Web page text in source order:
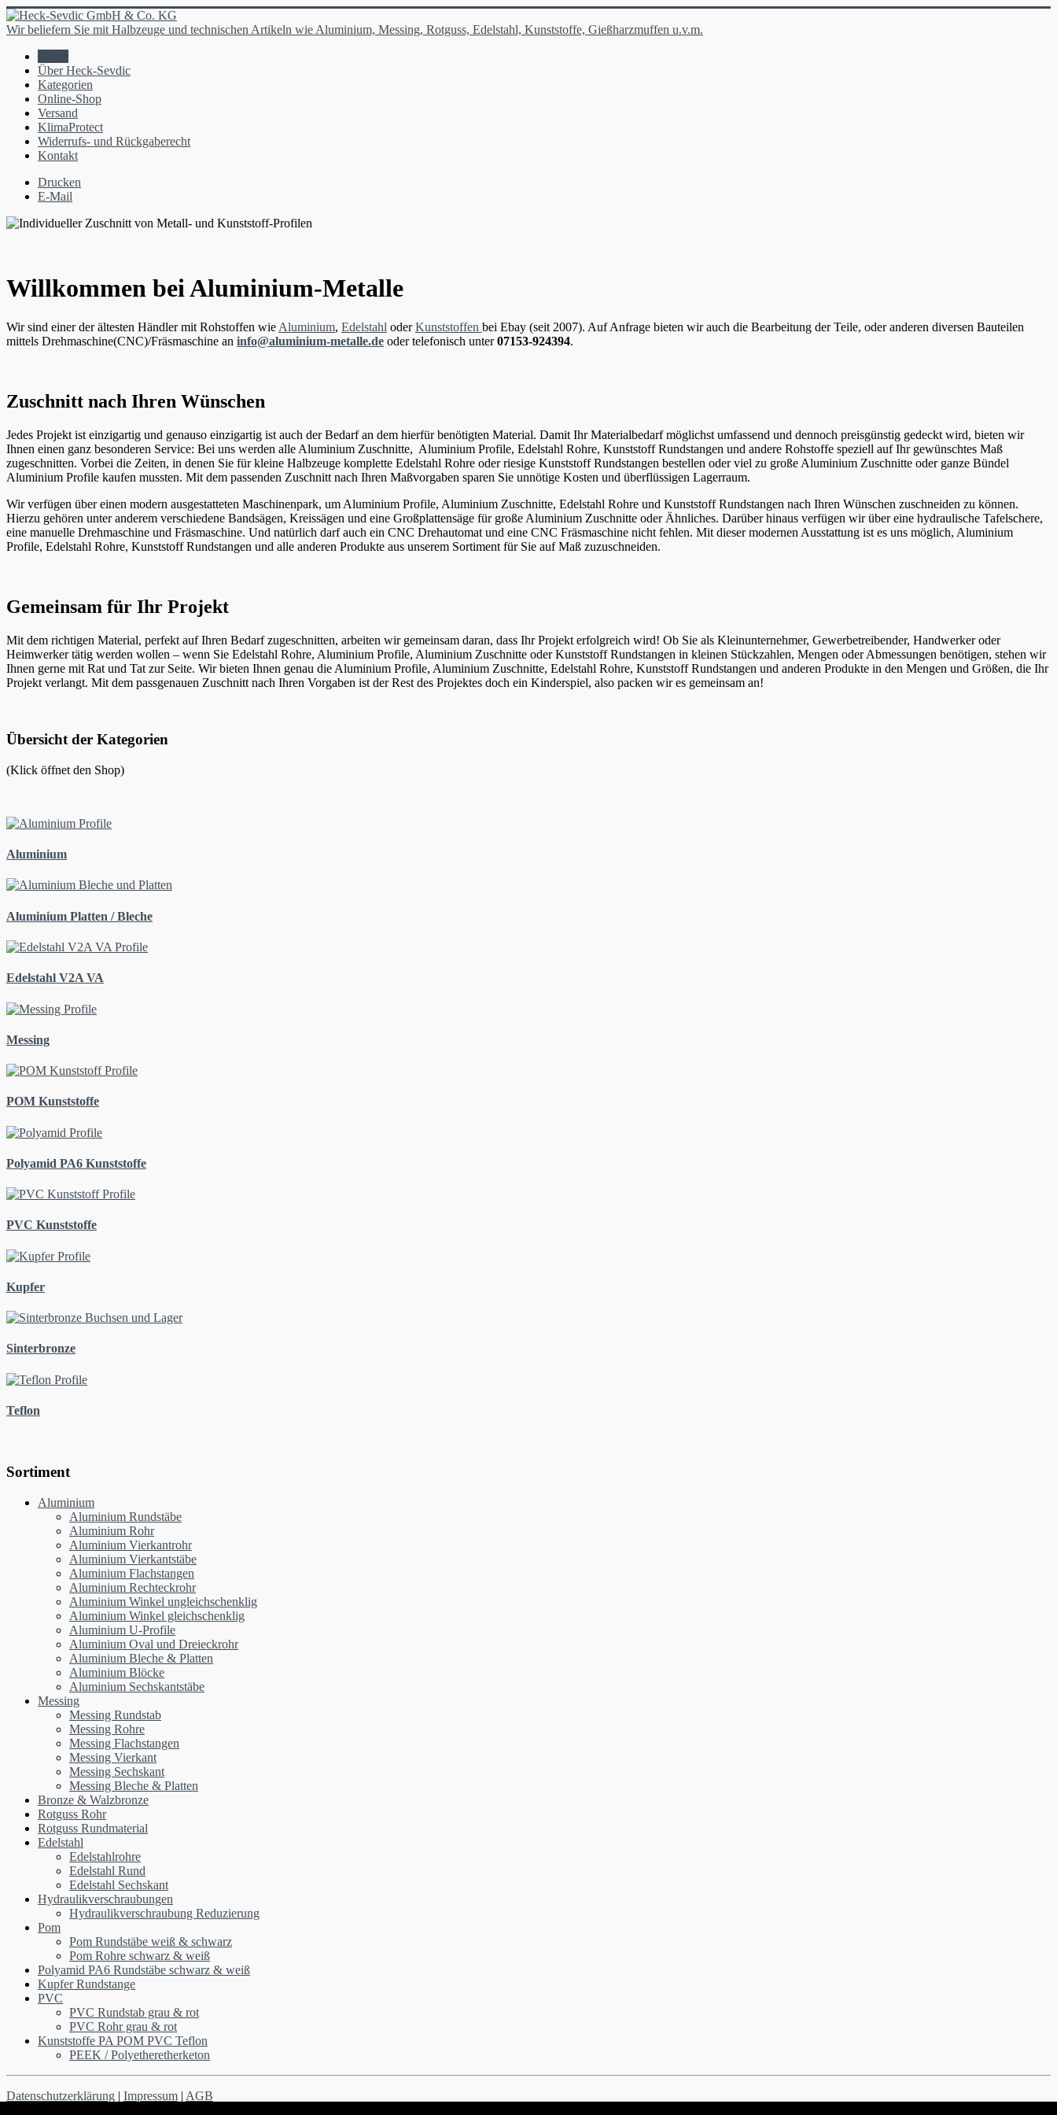
Wir beliefern Sie mit Halbzeuge und technischen Artikeln wie Aluminium, Messing, Rotguss, Edelstahl, Kunststoffe, Gießharzmuffen u.v.m.
Über Heck-Sevdic
Kategorien
Online-Shop
Versand
KlimaProtect
Widerrufs- und Rückgaberecht
Kontakt
Drucken
E-Mail
Willkommen bei Aluminium-Metalle
Wir sind einer der ältesten Händler mit Rohstoffen wie Aluminium, Edelstahl oderKunststoffen bei Ebay (seit 2007). Auf Anfrage bieten wir auch die Bearbeitung der Teile, oder anderen diversen Bauteilen
mittels Drehmaschine(CNC)/Fräsmaschine an info@aluminium-metalle.de oder telefonisch unter07153-924394.
Zuschnitt nach Ihren Wünschen
Jedes Projekt ist einzigartig und genauso einzigartig ist auch der Bedarf an dem hierfür benötigten Material. Damit Ihr Materialbedarf möglichst umfassend und dennoch preisgünstig gedeckt wird, bieten wir
Ihnen einen ganz besonderen Service: Bei uns werden alle Aluminium Zuschnitte, Aluminium Profile, Edelstahl Rohre, Kunststoff Rundstangen und andere Rohstoffe speziell auf Ihr gewünschtes Maß
zugeschnitten. Vorbei die Zeiten, in denen Sie für kleine Halbzeuge komplette Edelstahl Rohre oder riesige Kunststoff Rundstangen bestellen oder viel zu große Aluminium Zuschnitte oder ganze Bündel
Aluminium Profile kaufen mussten. Mit dem passenden Zuschnitt nach Ihren Maßvorgaben sparen Sie unnötige Kosten und überflüssigen Lagerraum.
Wir verfügen über einen modern ausgestatteten Maschinenpark, um Aluminium Profile, Aluminium Zuschnitte, Edelstahl Rohre und Kunststoff Rundstangen nach Ihren Wünschen zuschneiden zu können.
Hierzu gehören unter anderem verschiedene Bandsägen, Kreissägen und eine Großplattensäge für große Aluminium Zuschnitte oder Ähnliches. Darüber hinaus verfügen wir über eine hydraulische Tafelschere,
eine manuelle Drehmaschine und Fräsmaschine. Und natürlich darf auch ein CNC Drehautomat und eine CNC Fräsmaschine nicht fehlen. Mit dieser modernen Ausstattung ist es uns möglich, Aluminium
Profile, Edelstahl Rohre, Kunststoff Rundstangen und alle anderen Produkte aus unserem Sortiment für Sie auf Maß zuzuschneiden.
Gemeinsam für Ihr Projekt
Mit dem richtigen Material, perfekt auf Ihren Bedarf zugeschnitten, arbeiten wir gemeinsam daran, dass Ihr Projekt erfolgreich wird! Ob Sie als Kleinunternehmer, Gewerbetreibender, Handwerker oder
Heimwerker tätig werden wollen – wenn Sie Edelstahl Rohre, Aluminium Profile, Aluminium Zuschnitte oder Kunststoff Rundstangen in kleinen Stückzahlen, Mengen oder Abmessungen benötigen, stehen wir
Ihnen gerne mit Rat und Tat zur Seite. Wir bieten Ihnen genau die Aluminium Profile, Aluminium Zuschnitte, Edelstahl Rohre, Kunststoff Rundstangen und anderen Produkte in den Mengen und Größen, die Ihr
Projekt verlangt. Mit dem passgenauen Zuschnitt nach Ihren Vorgaben ist der Rest des Projektes doch ein Kinderspiel, also packen wir es gemeinsam an!
Übersicht der Kategorien
(Klick öffnet den Shop)
Aluminium
Aluminium Platten / Bleche
Edelstahl V2A VA
Messing
POM Kunststoffe
Polyamid PA6 Kunststoffe
PVC Kunststoffe
Kupfer
Sinterbronze
Teflon
Sortiment
Aluminium
Aluminium Rundstäbe
Aluminium Rohr
Aluminium Vierkantrohr
Aluminium Vierkantstäbe
Aluminium Flachstangen
Aluminium Rechteckrohr
Aluminium Winkel ungleichschenklig
Aluminium Winkel gleichschenklig
Aluminium U-Profile
Aluminium Oval und Dreieckrohr
Aluminium Bleche & Platten
Aluminium Blöcke
Aluminium Sechskantstäbe
Messing
Messing Rundstab
Messing Rohre
Messing Flachstangen
Messing Vierkant
Messing Sechskant
Messing Bleche & Platten
Bronze & Walzbronze
Rotguss Rohr
Rotguss Rundmaterial
Edelstahl
Edelstahlrohre
Edelstahl Rund
Edelstahl Sechskant
Hydraulikverschraubungen
Hydraulikverschraubung Reduzierung
Pom
Pom Rundstäbe weiß & schwarz
Pom Rohre schwarz & weiß
Polyamid PA6 Rundstäbe schwarz & weiß
Kupfer Rundstange
PVC
PVC Rundstab grau & rot
PVC Rohr grau & rot
Kunststoffe PA POM PVC Teflon
PEEK / Polyetheretherketon
Datenschutzerklärung | Impressum | AGB